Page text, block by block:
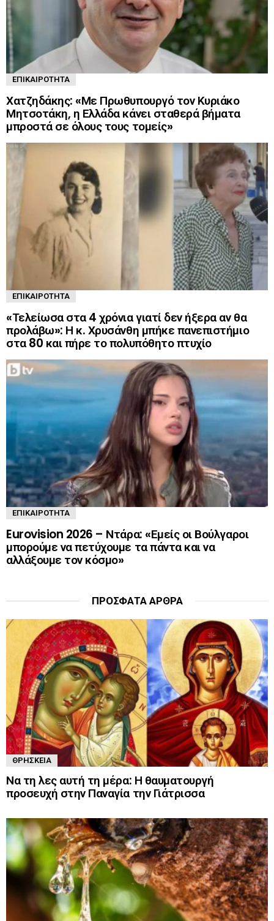
ΕΠΙΚΑΙΡΌΤΗΤΑ
Χατζηδάκης: «Με Πρωθυπουργό τον Κυριάκο
Μητσοτάκη, η Ελλάδα κάνει σταθερά βήματα
μπροστά σε όλους τους τομείς»
ΕΠΙΚΑΙΡΌΤΗΤΑ
«Τελείωσα στα 4 χρόνια γιατί δεν ήξερα αν θα
προλάβω»: Η κ. Χρυσάνθη μπήκε πανεπιστήμιο
στα 80 και πήρε το πολυπόθητο πτυχίο
ΕΠΙΚΑΙΡΌΤΗΤΑ
Eurovision 2026 – Ντάρα: «Εμείς οι Βούλγαροι
μπορούμε να πετύχουμε τα πάντα και να
αλλάξουμε τον κόσμο»
ΠΡΌΣΦΑΤΑ ΆΡΘΡΑ
ΘΡΗΣΚΕΊΑ
Να τη λες αυτή τη μέρα: Η θαυματουργή
προσευχή στην Παναγία την Γιάτρισσα